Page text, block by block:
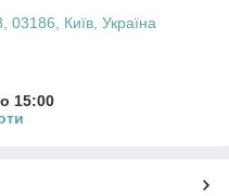
03186, Київ, Україна
15:00